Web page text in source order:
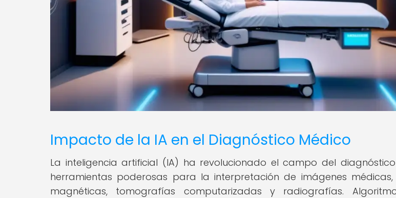
Impacto de la IA en el Diagnóstico Médico
La inteligencia artificial (IA) ha revolucionado el campo del
herramientas poderosas para la interpretación de imágenes
magnéticas, tomografías computarizadas y radiografías.